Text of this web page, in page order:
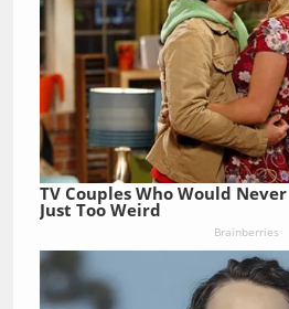
TV Couples Who Would
Just Too Weird
Brainberries